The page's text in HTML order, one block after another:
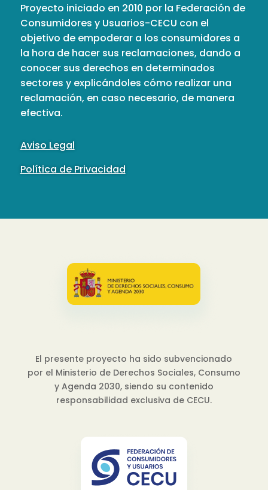
Proyecto iniciado en 2010 por la Federación de
Consumidores y Usuarios-CECU con el
objetivo de empoderar a los consumidores a
la hora de hacer sus reclamaciones, dando a
conocer sus derechos en determinados
sectores y explicándoles cómo realizar una
reclamación, en caso necesario, de manera
efectiva.
Aviso Legal
Política de Privacidad
El presente proyecto ha sido subvencionado
por el Ministerio de Derechos Sociales, Consumo
y Agenda 2030, siendo su contenido
responsabilidad exclusiva de CECU.